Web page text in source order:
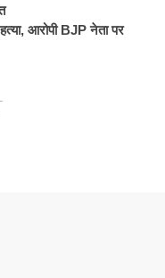
आरोपी BJP नेता पर